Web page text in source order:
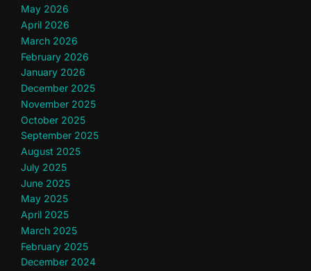
May 2026
April 2026
March 2026
February 2026
January 2026
December 2025
November 2025
October 2025
September 2025
August 2025
July 2025
June 2025
May 2025
April 2025
March 2025
February 2025
December 2024